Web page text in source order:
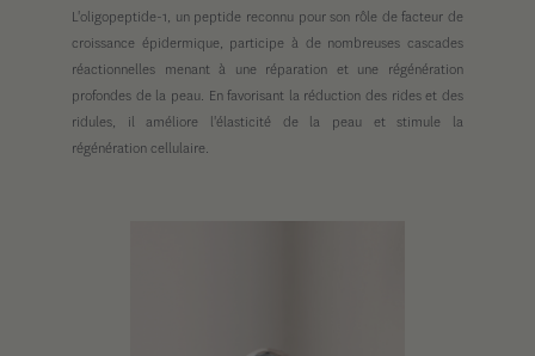
L'oligopeptide-1, un peptide reconnu pour son rôle de facteur de
croissance épidermique, participe à de nombreuses cascades
réactionnelles menant à une réparation et une régénération
profondes de la peau. En favorisant la réduction des rides et des
ridules, il améliore l'élasticité de la peau et stimule la
régénération cellulaire.